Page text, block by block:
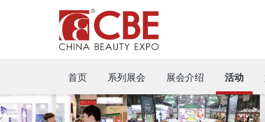
首页 系列展会 展会介绍 活动